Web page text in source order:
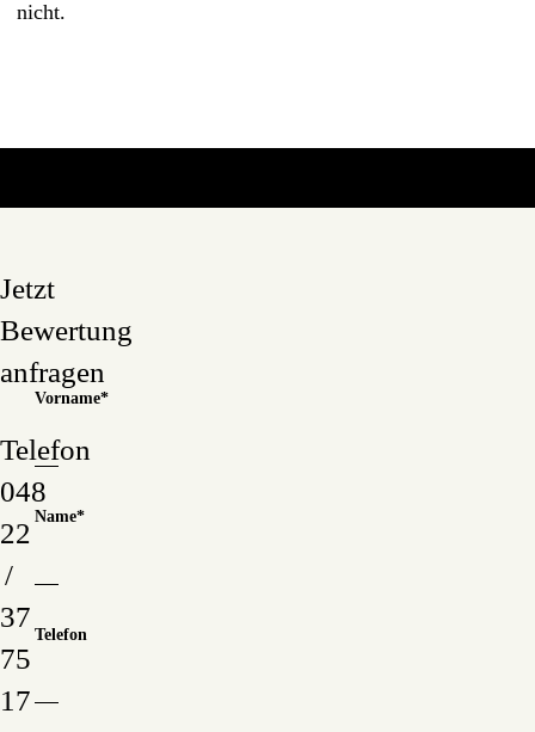
nicht.
Jetzt
Bewertung
anfragen
Telefon
048
22
/
37
75
17
Vorname*
Name*
Telefon